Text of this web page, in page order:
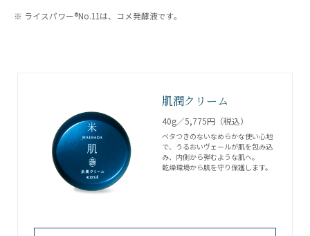
※ ライスパワー®No.11は、コメ発酵液です。
肌潤クリーム
40g／5,775円（税込）
ベタつきのないなめらかな使い心地
で、うるおいヴェールが肌を包み込
み、内側から弾むような肌へ。
乾燥環境から肌を守り保護します。